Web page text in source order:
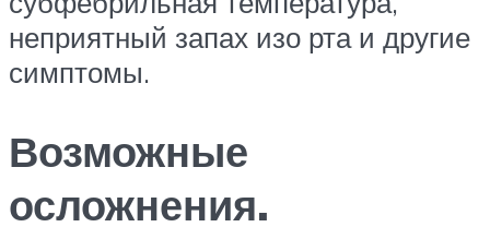
неприятный запах изо рта и другие
симптомы.
Возможные
осложнения.